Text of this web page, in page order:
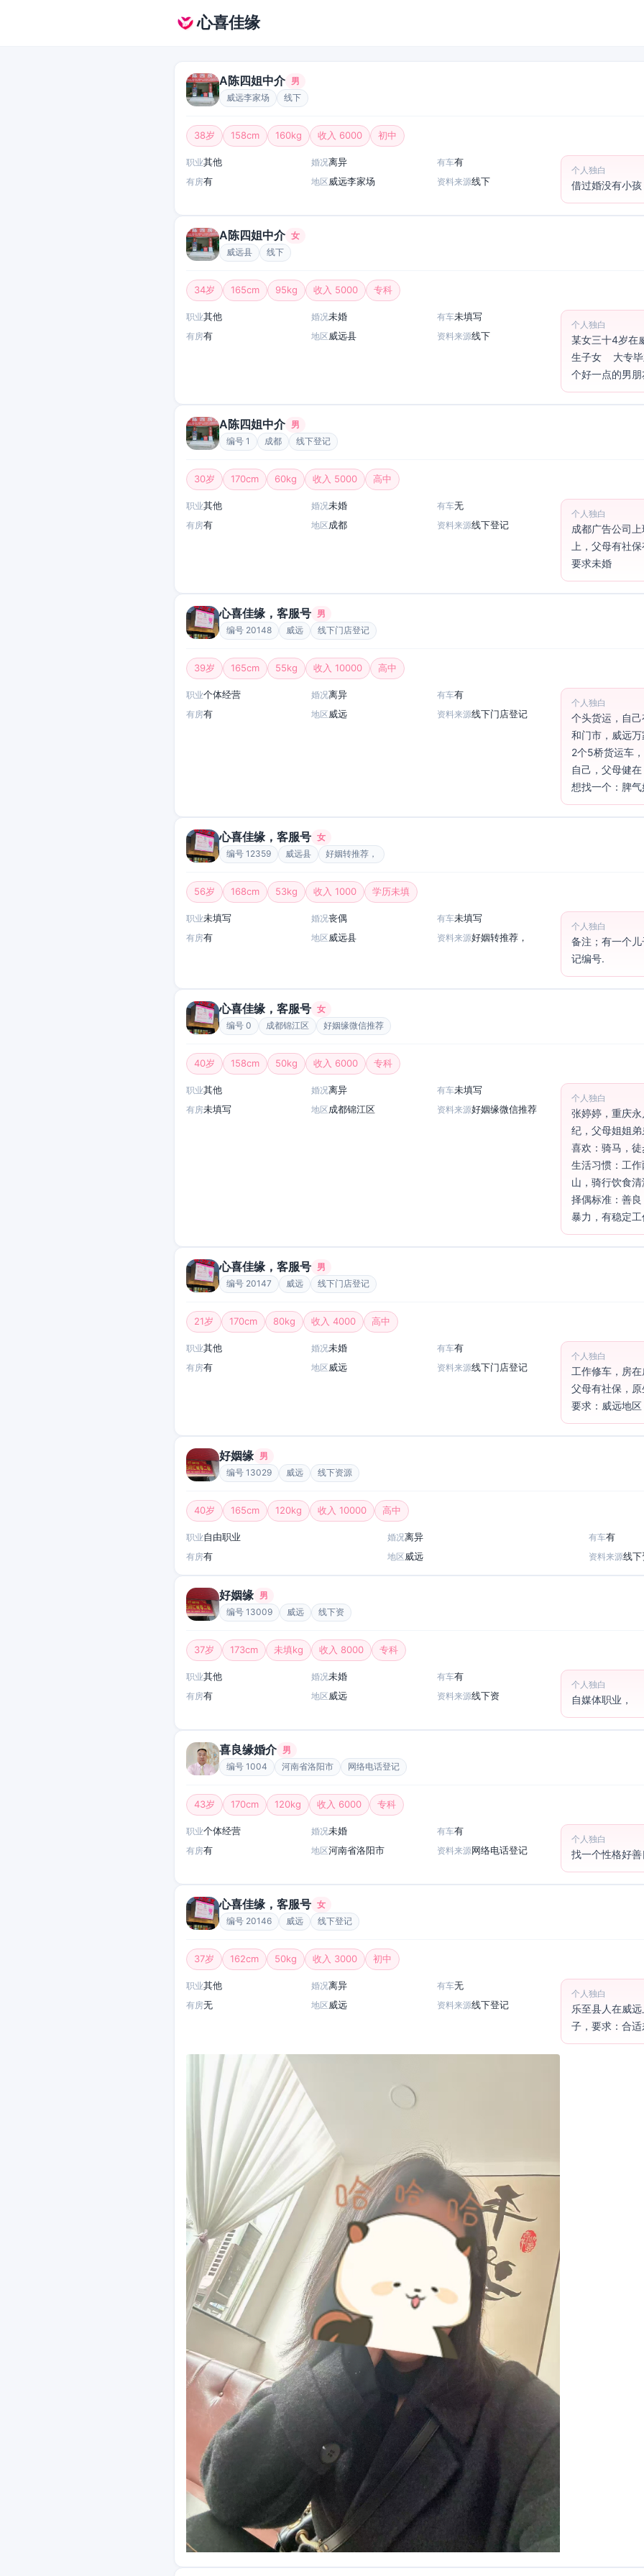
心喜佳缘
A陈四姐中介 男
威远李家场
线下
38岁 158cm 160kg 收入 6000 初中
职业其他 婚况离异 有车有
有房有 地区 威远李家场 资料来源线下
个人独白
借过婚没有小孩
A陈四姐中介 女
威远县
线下
34岁 165cm 95kg 收入 5000 专科
职业其他 婚况未婚 有车未填写
有房有 地区 威远县 资料来源线下
个人独白
某女三十4岁在
生子女    大专
个好一点的男
A陈四姐中介 男
编号 1
成都 线下登记
30岁 170cm 60kg 收入 5000 高中
职业其他 婚况未婚 有车无
有房有 地区成都 资料来源线下登记
个人独白
成都广告公司
上，父母有社
要求未婚
心喜佳缘，客服号 男
编号 20148
威远 线下门店登记
39岁 165cm 55kg 收入 10000 高中
职业个体经营 婚况离异 有车有
有房有 地区 威远 资料来源线下门店登记
个人独白
个头货运，自
和门市，威远
2个5桥货运车
自己，父母健
想找一个：脾
心喜佳缘，客服号 女
编号 12359
威远县 好姻转推荐，
56岁 168cm 53kg 收入 1000 学历未填
职业未填写 婚况丧偶 有车未填写
有房有 地区 威远县 资料来源好姻转推荐，
个人独白
备注；有一个
记编号.
心喜佳缘，客服号 女
编号 0
成都锦江区 好姻缘微信推荐
40岁 158cm 50kg 收入 6000 专科
职业其他 婚况离异 有车未填写
有房未填写 地区成都锦江区 资料来源好姻缘微信推荐
个人独白
张婷婷，重庆
纪，父母姐姐
喜欢：骑马，
生活习惯：工
山，骑行饮食
择偶标准：善
暴力，有稳定工
心喜佳缘，客服号 男
编号 20147
威远 线下门店登记
21岁 170cm 80kg 收入 4000 高中
职业其他 婚况未婚 有车有
有房有 地区 威远 资料来源线下门店登记
个人独白
工作修车，房
父母有社保，
要求：威远地区
好姻缘 男
编号 13029
威远 线下资源
40岁 165cm 120kg 收入 10000 高中
职业自由职业 婚况离异 有车有
有房有 地区 威远 资料来源线下
好姻缘 男
编号 13009
威远 线下资
37岁 173cm 未填kg 收入 8000 专科
职业其他 婚况未婚 有车有
有房有 地区 威远 资料来源线下资
个人独白
自媒体职业，
喜良缘婚介 男
编号 1004
河南省洛阳市 网络电话登记
43岁 170cm 120kg 收入 6000 专科
职业个体经营 婚况未婚 有车有
有房有 地区河南省洛阳市 资料来源网络电话登记
个人独白
找一个性格好
心喜佳缘，客服号 女
编号 20146
威远 线下登记
37岁 162cm 50kg 收入 3000 初中
职业其他 婚况离异 有车无
有房无 地区 威远 资料来源线下登记
个人独白
乐至县人在威
子，要求：合